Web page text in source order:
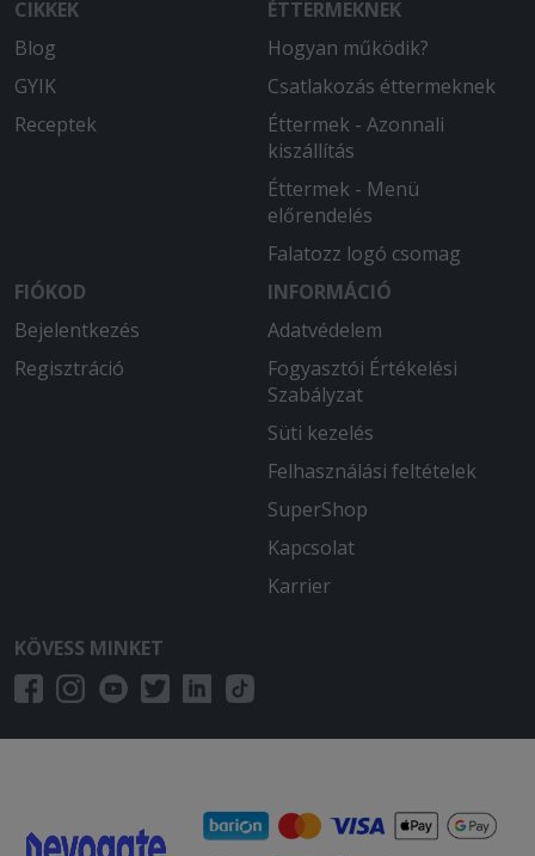
A MacCheese nem volt a legjobb.
Nagyon sós volt és nagyonkevés volt
rajta a sajt ( pedig 3x chedarral van
Isteni finom volt és kellő adag
CIKKEK
Blog
GYIK
Receptek
ÉTTERMEKNEK
Hogyan működik?
Csatlakozás éttermeknek
Éttermek - Azonnali
kiszállítás
Éttermek - Menü
előrendelés
Falatozz logó csomag
FIÓKOD
Bejelentkezés
Regisztráció
INFORMÁCIÓ
Adatvédelem
Fogyasztói Értékelési
Szabályzat
Süti kezelés
Felhasználási feltételek
SuperShop
Kapcsolat
Karrier
KÖVESS MINKET